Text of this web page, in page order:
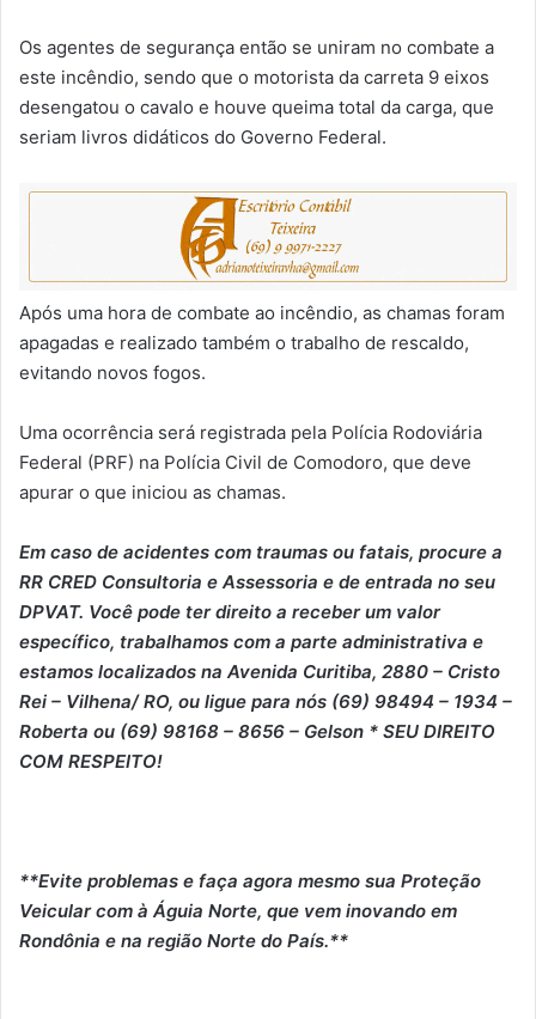
Os agentes de segurança então se uniram no combate a
este incêndio, sendo que o motorista da carreta 9 eixos
desengatou o cavalo e houve queima total da carga, que
seriam livros didáticos do Governo Federal.
Após uma hora de combate ao incêndio, as chamas foram
apagadas e realizado também o trabalho de rescaldo,
evitando novos fogos.
Uma ocorrência será registrada pela Polícia Rodoviária
Federal (PRF) na Polícia Civil de Comodoro, que deve
apurar o que iniciou as chamas.
Em caso de acidentes com traumas ou fatais, procure a
RR CRED Consultoria e Assessoria e de entrada no seu
DPVAT. Você pode ter direito a receber um valor
específico, trabalhamos com a parte administrativa e
estamos localizados na Avenida Curitiba, 2880 – Cristo
Rei – Vilhena/ RO, ou ligue para nós (69) 98494 – 1934 –
Roberta ou (69) 98168 – 8656 – Gelson * SEU DIREITO
COM RESPEITO!
**Evite problemas e faça agora mesmo sua Proteção
Veicular com à Águia Norte, que vem inovando em
Rondônia e na região Norte do País.**